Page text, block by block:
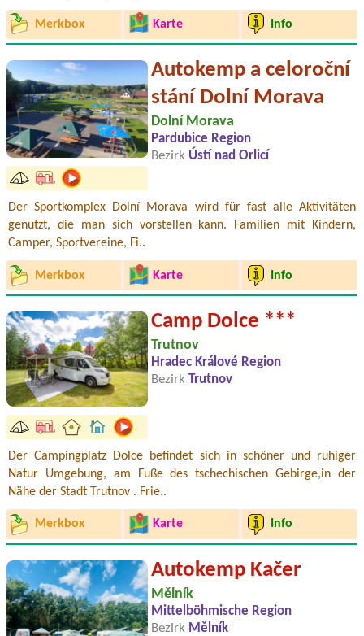
Merkbox Karte Info
Autokemp a celoroční
stání Dolní Morava
Dolní Morava
Pardubice Region
Bezirk Ústí nad Orlicí
Der Sportkomplex Dolní Morava wird für fast alle Aktivitäten
genutzt, die man sich vorstellen kann. Familien mit Kindern,
Camper, Sportvereine, Fi..
Merkbox Karte Info
Camp Dolce ***
Trutnov
Hradec Králové Region
Bezirk
Trutnov
Der Campingplatz Dolce befindet sich in schöner und ruhiger
Natur Umgebung, am Fuße des tschechischen Gebirge,in der
Nähe der Stadt Trutnov . Frie..
Merkbox Karte Info
Autokemp Kačer
Mělník
Mittelböhmische Region
Bezirk Mělník